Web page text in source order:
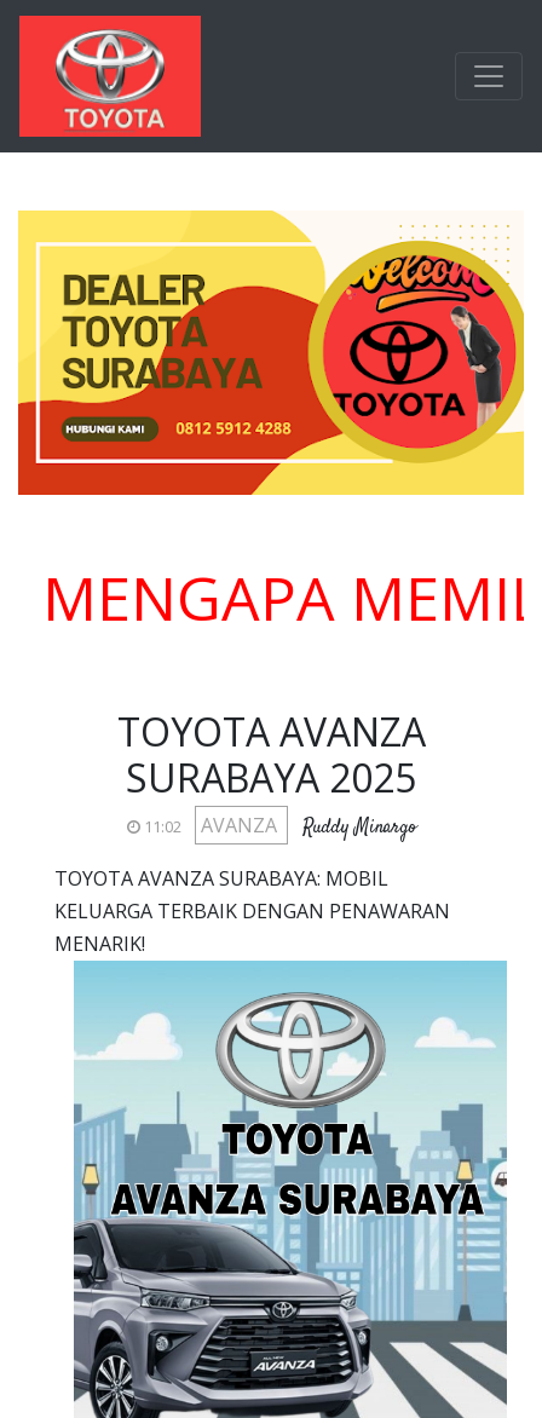
Langsung ke konten utama
MEMILIH
TOYOTA AVANZA
SURABAYA 2025
11:02 AVANZA Ruddy Minargo
TOYOTA AVANZA SURABAYA: MOBIL
KELUARGA TERBAIK DENGAN PENAWARAN
MENARIK!